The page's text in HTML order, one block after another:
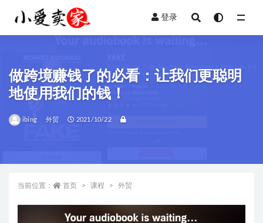
登录
做跨境赚钱了的必看：让我们更聪明
地使用我们的钱！
ibing 外贸 2021/10/22
当前位置： 首页 课程 外贸